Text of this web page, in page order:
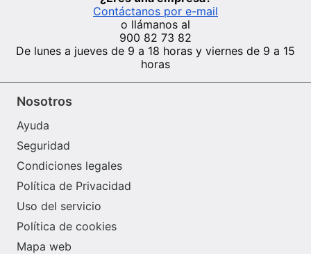
Contáctanos por e-mail
o llámanos al
900 82 73 82
De lunes a jueves de 9 a 18 horas y viernes de 9 a 15
horas
Nosotros
Ayuda
Seguridad
Condiciones legales
Política de Privacidad
Uso del servicio
Política de cookies
Mapa web